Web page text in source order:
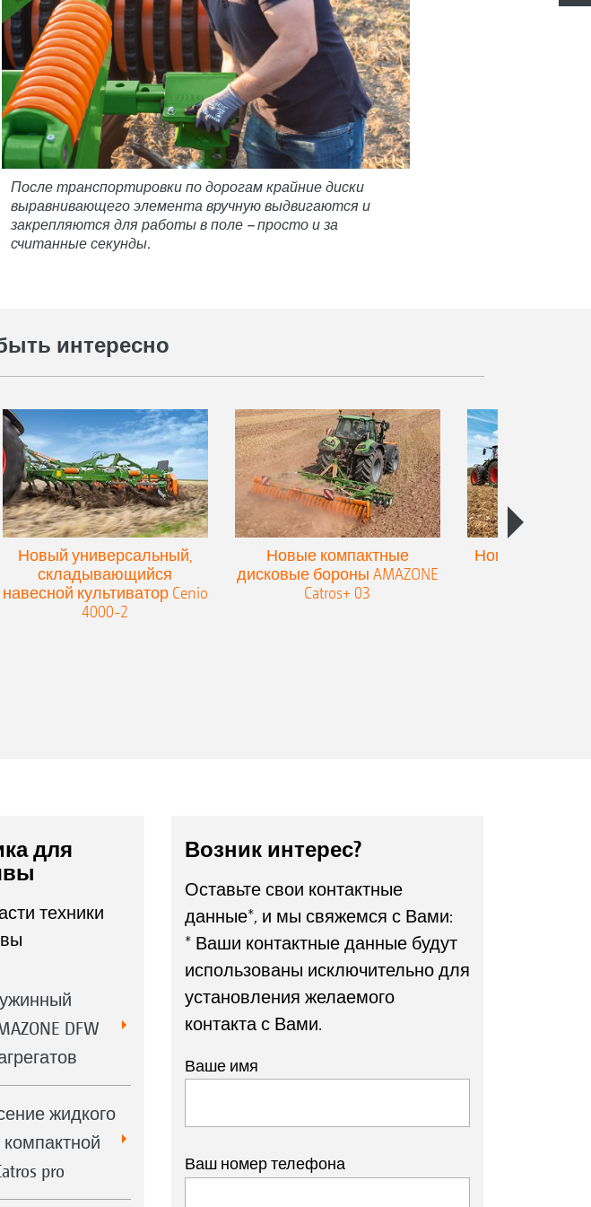
После транспортировки по дорогам крайние диски
выравнивающего элемента вручную выдвигаются и
закрепляются для работы в поле – просто и за
считанные секунды.
интересно
Новый универсальный,
складывающийся
навесной культиватор Cenio
4000-2
Новые компактные
дисковые бороны AMAZONE
Catros+ 03
Новый
для
техники
DFW
жидкого
pro
Возник интерес?
Оставьте свои контактные
данные*, и мы свяжемся с Вами:
* Ваши контактные данные будут
использованы исключительно для
установления желаемого
контакта с Вами.
Ваше имя
Ваш номер телефона